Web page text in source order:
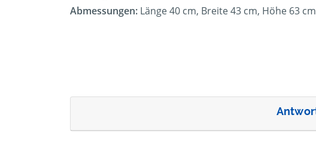
Abmessungen: Länge 40 cm, Breite 43 cm, Höhe 63 cm